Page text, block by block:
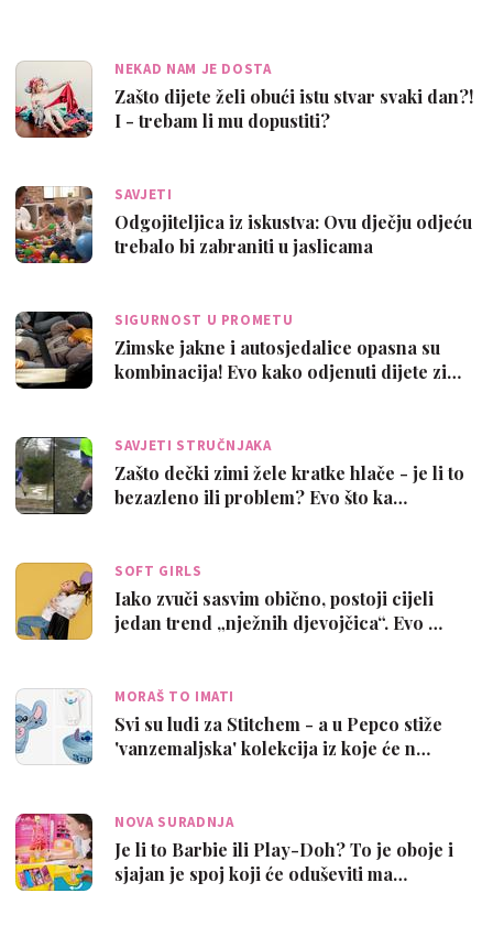
NEKAD NAM JE DOSTA
Zašto dijete želi obući istu stvar svaki dan?!
I - trebam li mu dopustiti?
SAVJETI
Odgojiteljica iz iskustva: Ovu dječju odjeću
trebalo bi zabraniti u jaslicama
SIGURNOST U PROMETU
Zimske jakne i autosjedalice opasna su
kombinacija! Evo kako odjenuti dijete zi…
SAVJETI STRUČNJAKA
Zašto dečki zimi žele kratke hlače - je li to
bezazleno ili problem? Evo što ka…
SOFT GIRLS
Iako zvuči sasvim obično, postoji cijeli
jedan trend „nježnih djevojčica“. Evo …
MORAŠ TO IMATI
Svi su ludi za Stitchem - a u Pepco stiže
'vanzemaljska' kolekcija iz koje će n…
NOVA SURADNJA
Je li to Barbie ili Play-Doh? To je oboje i
sjajan je spoj koji će oduševiti ma…